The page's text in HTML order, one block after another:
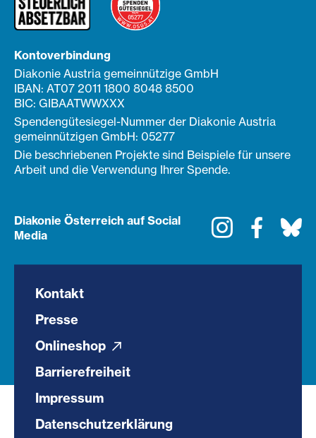
Kontoverbindung
Diakonie Austria gemeinnützige GmbH
IBAN: AT07 2011 1800 8048 8500
BIC: GIBAATWWXXX
Spendengütesiegel-Nummer der Diakonie Austria
gemeinnützigen GmbH: 05277
Die beschriebenen Projekte sind Beispiele für unsere
Arbeit und die Verwendung Ihrer Spende.
Diakonie Österreich auf Social
Media
Instagram
Kontakt
Presse
Onlineshop
Barrierefreiheit
Impressum
Datenschutzerklärung